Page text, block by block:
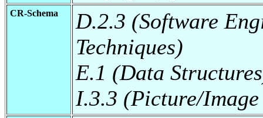
CR-Schema
D.2.3 (Software
Techniques)
E.1 (Data
I.3.3 (Picture/